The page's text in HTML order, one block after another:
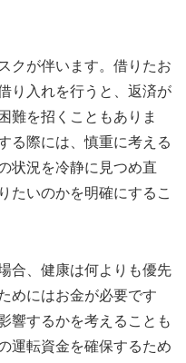
クが伴います。借りたお
り入れを行うと、返済が
難を招くこともありま
る際には、慎重に考える
状況を冷静に見つめ直
たいのかを明確にするこ
合、健康は何よりも優先
めにはお金が必要です
響するかを考えることも
運転資金を確保するため